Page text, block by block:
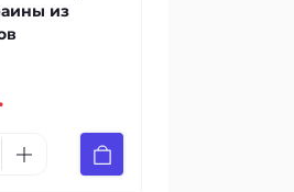
из